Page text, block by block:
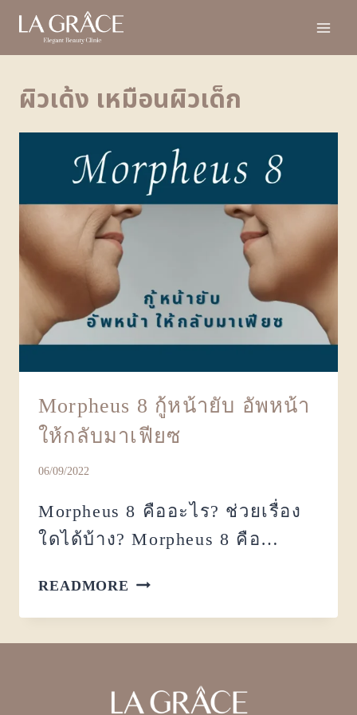
ผิวเด้ง เหมือนผิวเด็ก
Morpheus 8 กู้หน้ายับ อัพหน้า
ให้กลับมาเฟียซ
06/09/2022
Morpheus 8 คืออะไร? ช่วยเรื่อง
ใดได้บ้าง? Morpheus 8 คือ…
READMORE